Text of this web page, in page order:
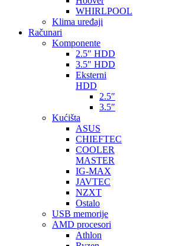
WHIRLPOOL
Klima uređaji
Računari
Komponente
2.5″ HDD
3.5″ HDD
Eksterni
HDD
2.5″
3.5″
Kućišta
ASUS
CHIEFTEC
COOLER
MASTER
IG-MAX
JAVTEC
NZXT
Ostalo
USB memorije
AMD procesori
Athlon